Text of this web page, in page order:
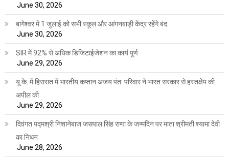
June 30, 2026
बागेश्वर में 1 जुलाई को सभी स्कूल और आंगनबाड़ी केंद्र रहेंगे बंद
June 30, 2026
SIR में 92% से अधिक डिजिटाईजेशन का कार्य पूर्ण
June 29, 2026
यू.के. में हिरासत में भारतीय कप्तान अजय पंत: परिवार ने भारत सरकार से हस्तक्षेप की
अपील की
June 29, 2026
दिवंगत पद्मश्री निशानेबाज जसपाल सिंह राणा के जन्मदिन पर माता श्रीमती श्यामा देवी
का निधन
June 28, 2026